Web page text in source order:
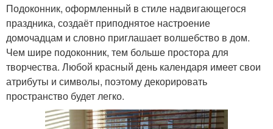
Подоконник, оформленный в стиле надвигающегося
праздника, создаёт приподнятое настроение
домочадцам и словно приглашает волшебство в дом.
Чем шире подоконник, тем больше простора для
творчества. Любой красный день календаря имеет свои
атрибуты и символы, поэтому декорировать
пространство будет легко.